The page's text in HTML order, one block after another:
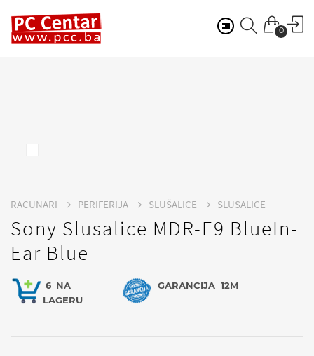
0
RACUNARI PERIFERIJA SLUŠALICE SLUSALICE
Sony Slusalice MDR-E9 BlueIn-
Ear Blue
6 NA
LAGERU
GARANCIJA 12M